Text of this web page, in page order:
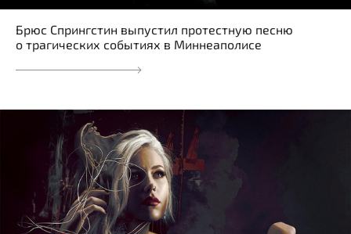
Брюс Спрингстин выпустил протестную песню
о трагических событиях в Миннеаполисе